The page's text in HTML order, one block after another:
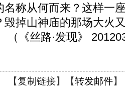
名称从何而来？这样一
毁掉山神庙的那场大火
（《丝路·发现》
【复制链接】【转发邮件】